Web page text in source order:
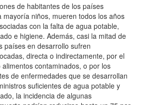
de habitantes de los países
mayoría niños, mueren todos los años
con la falta de agua potable,
e higiene. Además, casi la mitad de
países en desarrollo sufren
directa o indirectamente, por el
contaminados, o por los
de enfermedades que se desarrollan
suficientes de agua potable y
la incidencia de algunas